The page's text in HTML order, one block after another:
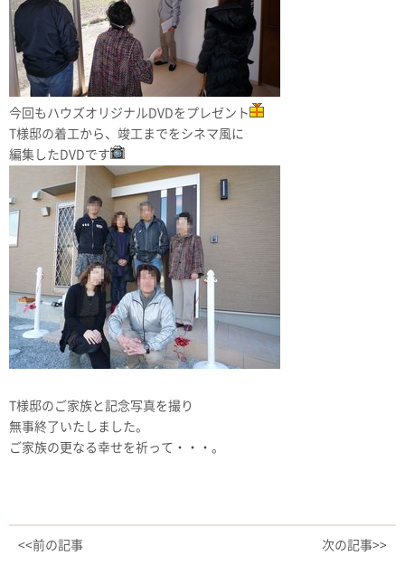
今回もハウズオリジナルDVDをプレゼント
T様邸の着工から、竣工までをシネマ風に
編集したDVDです
T様邸のご家族と記念写真を撮り
無事終了いたしました。
ご家族の更なる幸せを祈って・・・。
<<前の記事 次の記事>>